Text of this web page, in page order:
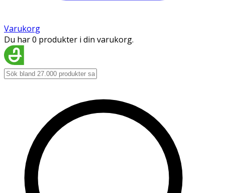
Varukorg
Du har 0 produkter i din varukorg.